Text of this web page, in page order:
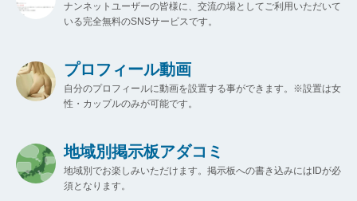
ナンネットユーザーの皆様に、交流の場としてご利用いただいて
いる完全無料のSNSサービスです。
プロフィール動画
自分のプロフィールに動画を設置する事ができます。※設置は女
性・カップルのみが可能です。
地域別掲示板アダコミ
地域別でお楽しみいただけます。掲示板への書き込みにはIDが必
須となります。